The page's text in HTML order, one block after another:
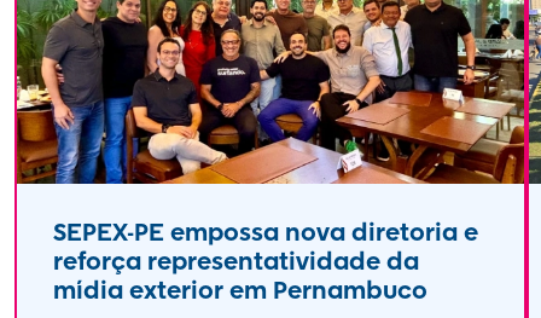
SEPEX-PE empossa nova diretoria e
reforça representatividade da
mídia exterior em Pernambuco